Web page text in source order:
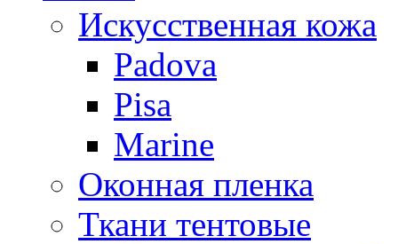
Искусственная кожа
Padova
Pisa
Marine
Оконная пленка
Ткани тентовые